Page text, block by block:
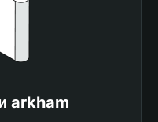
arkham